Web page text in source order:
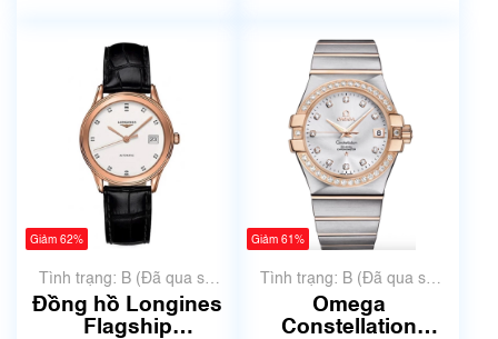
Giảm 62%
Tình trạng: B (Đã qua sử
dụng, hàng đẹp, có chút
xước dăm)
Đồng hồ Longines
Flagship
Giảm 61%
Tình trạng: B (Đã qua sử
dụng, hàng đẹp, có chút
xước dăm)
Omega
Constellation